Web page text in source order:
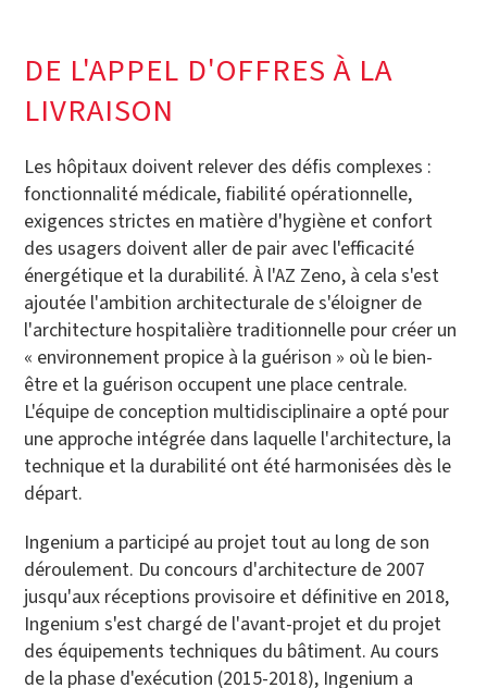
DE L'APPEL D'OFFRES À LA
LIVRAISON
Les hôpitaux doivent relever des défis complexes :
fonctionnalité médicale, fiabilité opérationnelle,
exigences strictes en matière d'hygiène et confort
des usagers doivent aller de pair avec l'efficacité
énergétique et la durabilité. À l'AZ Zeno, à cela s'est
ajoutée l'ambition architecturale de s'éloigner de
l'architecture hospitalière traditionnelle pour créer un
« environnement propice à la guérison » où le bien-
être et la guérison occupent une place centrale.
L'équipe de conception multidisciplinaire a opté pour
une approche intégrée dans laquelle l'architecture, la
technique et la durabilité ont été harmonisées dès le
départ.
Ingenium a participé au projet tout au long de son
déroulement. Du concours d'architecture de 2007
jusqu'aux réceptions provisoire et définitive en 2018,
Ingenium s'est chargé de l'avant-projet et du projet
des équipements techniques du bâtiment. Au cours
de la phase d'exécution (2015-2018), Ingenium a